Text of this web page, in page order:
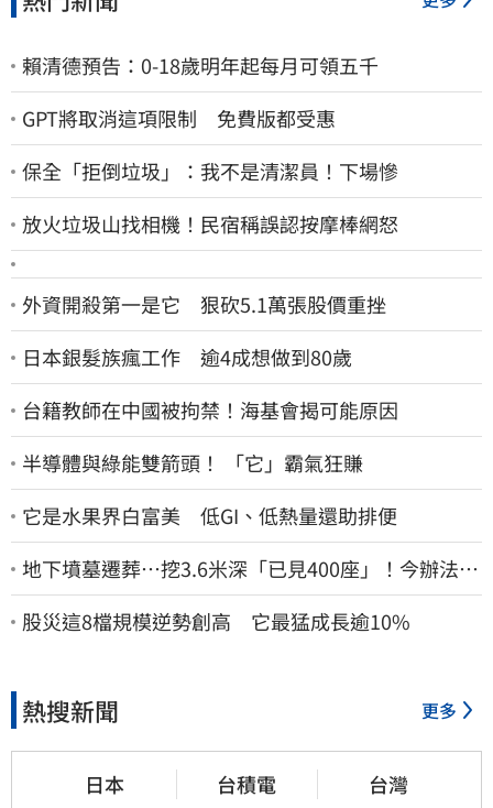
賴清德預告：0-18歲明年起每月可領五千
GPT將取消這項限制 免費版都受惠
保全「拒倒垃圾」：我不是清潔員！下場慘
放火垃圾山找相機！民宿稱誤認按摩棒網怒
外資開殺第一是它 狠砍5.1萬張股價重挫
日本銀髮族瘋工作 逾4成想做到80歲
台籍教師在中國被拘禁！海基會揭可能原因
半導體與綠能雙箭頭！ 「它」霸氣狂賺
它是水果界白富美 低GI、低熱量還助排便
地下墳墓遷葬…挖3.6米深「已見400座」！今辦法會
安撫祖先
股災這8檔規模逆勢創高 它最猛成長逾10%
熱搜新聞 更多
日本 台積電 台灣